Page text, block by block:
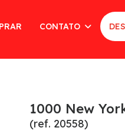
CONTATO
1000 New
(ref. 20558)